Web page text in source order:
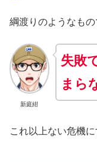
綱渡りのようなもの
新庭紺
失敗
まら
これ以上ない危機